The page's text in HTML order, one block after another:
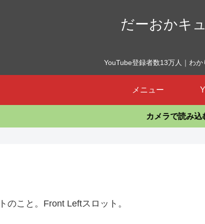
だーおかキ
YouTube登録者数13万人｜わ
メニュー
カメラで読み込むだけ！
のこと。Front Leftスロット。